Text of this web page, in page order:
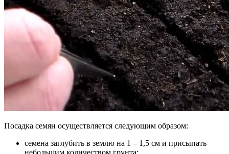
Посадка семян осуществляется следующим образом:
семена заглубить в землю на 1 – 1,5 см и присыпать
небольшим количеством грунта;